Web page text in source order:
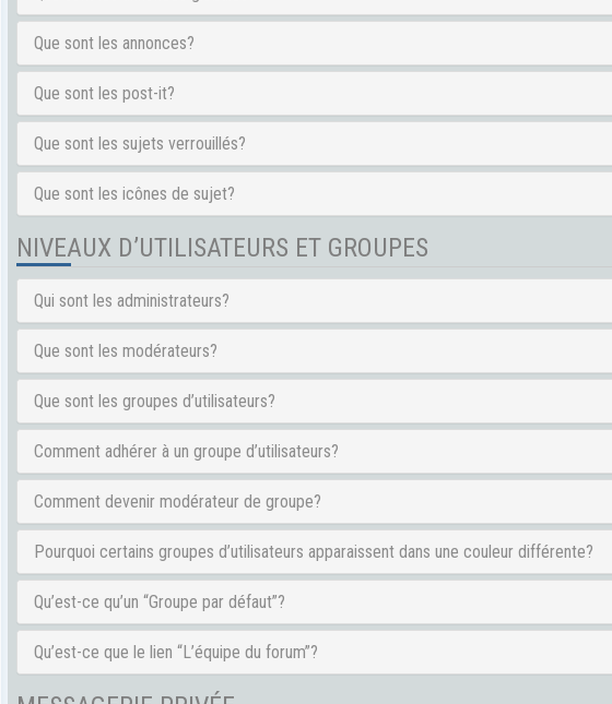
Que sont les annonces?
Que sont les post-it?
Que sont les sujets verrouillés?
Que sont les icônes de sujet?
NIVEAUX D’UTILISATEURS ET GROUPES
Qui sont les administrateurs?
Que sont les modérateurs?
Que sont les groupes d’utilisateurs?
Comment adhérer à un groupe d’utilisateurs?
Comment devenir modérateur de groupe?
Pourquoi certains groupes d’utilisateurs apparaissent dans une couleur différente?
Qu’est-ce qu’un “Groupe par défaut”?
Qu’est-ce que le lien “L’équipe du forum”?